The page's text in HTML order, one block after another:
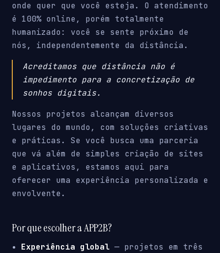
onde quer que você esteja. O atendimento
é 100% online, porém totalmente
humanizado: você se sente próximo de
nós, independentemente da distância.
Acreditamos que distância não é
impedimento para a concretização de
sonhos digitais.
Nossos projetos alcançam diversos
lugares do mundo, com soluções criativas
e práticas. Se você busca uma parceria
que vá além de simples criação de sites
e aplicativos, estamos aqui para
oferecer uma experiência personalizada e
envolvente.
Por que escolher a APP2B?
Experiência global — projetos em três